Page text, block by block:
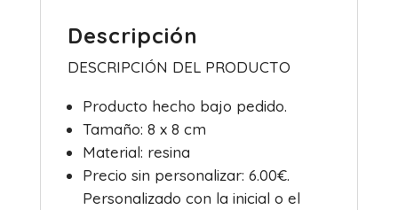
k
Descripción
DESCRIPCIÓN DEL PRODUCTO
Producto hecho bajo pedido.
Tamaño: 8 x 8 cm
Material: resina
Precio sin personalizar: 6.00€.
Personalizado con la inicial o el